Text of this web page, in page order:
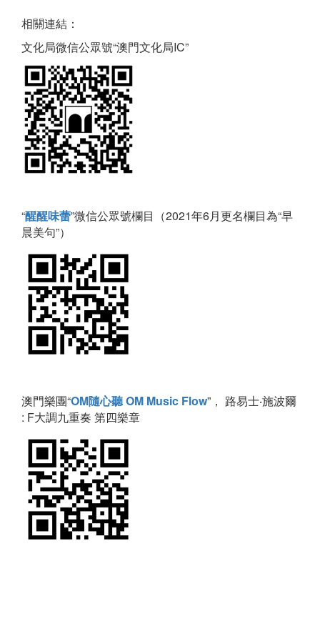
相關連結：
文化局微信公眾號“澳門文化局IC”
“醒醒味蕾”微信公眾號欄目（2021年6月更名欄目為“早
晨美句”）
澳門樂團“OM隨心聽 OM Music Flow”， 路易士‧施波爾
: F大調九重奏 第四樂章